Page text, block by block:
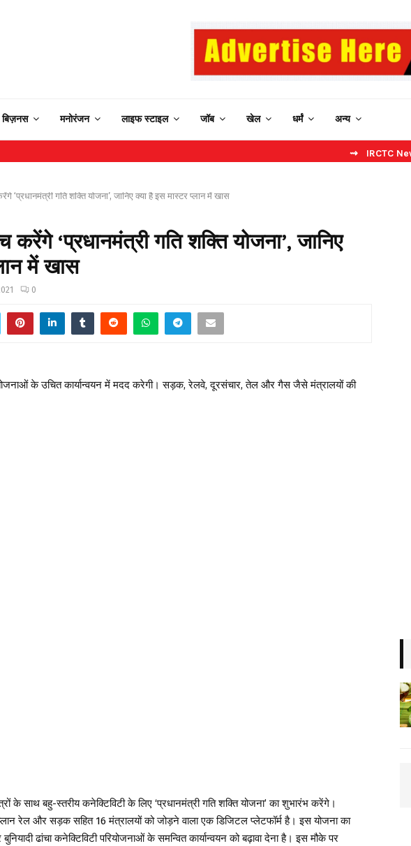
बिज़नस मनोरंजन लाइफ स्टाइल जॉब खेल धर्मं अन्य
⇝ IRCTC New
‘प्रधानमंत्री गति शक्ति योजना’, जानिए क्या है इस मास्टर प्लान में खास
करेंगे ‘प्रधानमंत्री गति शक्ति योजना’, जानिए
में खास
0
के उचित कार्यान्वयन में मदद करेगी। सड़क, रेलवे, दूरसंचार, तेल और गैस जैसे मंत्रालयों की
के साथ बहु-स्तरीय कनेक्टिविटी के लिए ‘प्रधानमंत्री गति शक्ति योजना’ का शुभारंभ करेंगे।
प्लान रेल और सड़क सहित 16 मंत्रालयों को जोड़ने वाला एक डिजिटल प्लेटफॉर्म है। इस योजना का
ढांचा कनेक्टिविटी परियोजनाओं के समन्वित कार्यान्वयन को बढ़ावा देना है। इस मौके पर